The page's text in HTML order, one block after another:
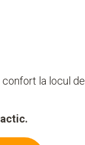
confort la locul de